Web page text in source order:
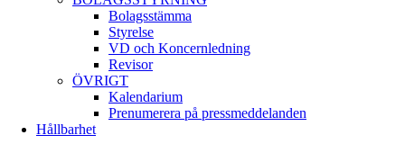
Bolagsstämma
Styrelse
VD och Koncernledning
Revisor
ÖVRIGT
Kalendarium
Prenumerera på pressmeddelanden
Hållbarhet